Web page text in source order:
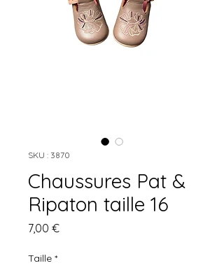
SKU : 3870
Chaussures Pat &
Ripaton taille 16
7,00 €Prix
Taille *